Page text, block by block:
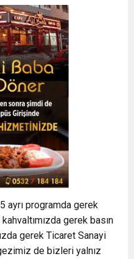
5 ayrı programda gerek
gerek basın
gerek Ticaret Sanayi
de bizleri yalnız